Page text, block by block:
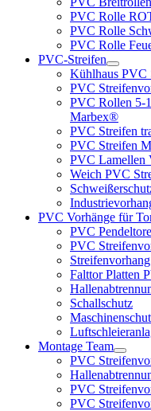
PVC Rolle
PVC Rolle
PVC Rolle
PVC-Streifen
Kühlhaus PVC
PVC
PVC Rollen 5-
Marbex®
PVC Streifen
PVC Streifen
PVC Lamellen
Weich PVC
PVC Vorhänge für
PVC Pendeltore
PVC
Falttor Platten
Schallschutz
Montage Team
PVC
PVC
PVC